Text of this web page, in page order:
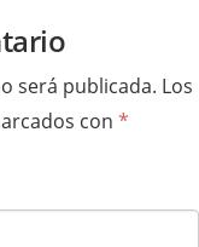
será publicada. Los
con *